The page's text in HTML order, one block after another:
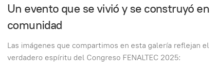
Un evento que se vivió y se construyó en
comunidad
Las imágenes que compartimos en esta galería reflejan el
verdadero espíritu del Congreso FENALTEC 2025: